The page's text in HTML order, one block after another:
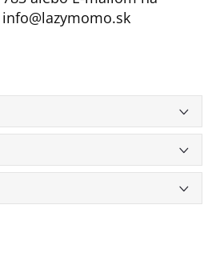
info@lazymomo.sk